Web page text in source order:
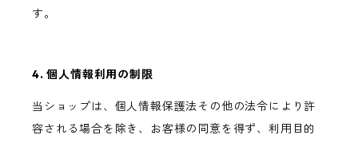
す。
4. 個人情報利用の制限
当ショップは、個人情報保護法その他の法令により許
容される場合を除き、お客様の同意を得ず、利用目的